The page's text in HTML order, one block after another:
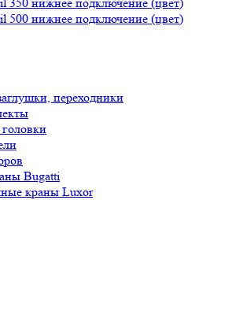
500 нижнее подключение (цвет)
переходники
Bugatti
краны Luxor